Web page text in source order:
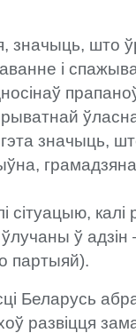
значыць, што
і
значыць,
сітуацыю, калі
ў
партыяй).
Беларусь
развіцця